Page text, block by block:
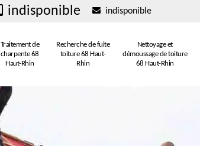
indisponible indisponible
Traitement de
charpente 68
Haut-Rhin
Recherche de fuite
toiture 68 Haut-
Rhin
Nettoyage et
démoussage de toiture
68 Haut-Rhin